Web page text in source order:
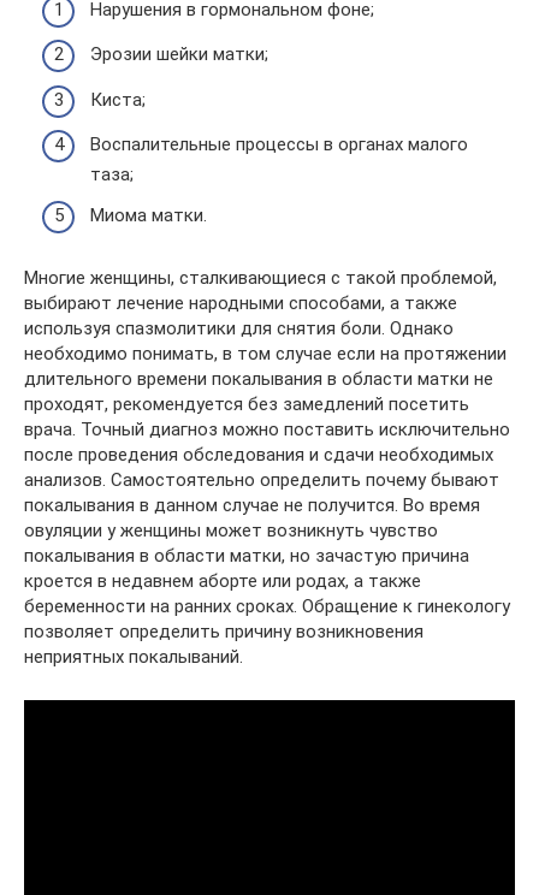
Нарушения в гормональном фоне;
Эрозии шейки матки;
Киста;
Воспалительные процессы в органах малого
таза;
Миома матки.
Многие женщины, сталкивающиеся с такой проблемой,
выбирают лечение народными способами, а также
используя спазмолитики для снятия боли. Однако
необходимо понимать, в том случае если на протяжении
длительного времени покалывания в области матки не
проходят, рекомендуется без замедлений посетить
врача. Точный диагноз можно поставить исключительно
после проведения обследования и сдачи необходимых
анализов. Самостоятельно определить почему бывают
покалывания в данном случае не получится. Во время
овуляции у женщины может возникнуть чувство
покалывания в области матки, но зачастую причина
кроется в недавнем аборте или родах, а также
беременности на ранних сроках. Обращение к гинекологу
позволяет определить причину возникновения
неприятных покалываний.